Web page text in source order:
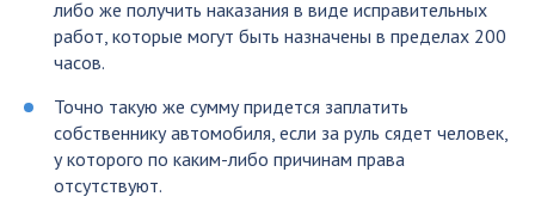
либо же получить наказания в виде исправительных
работ, которые могут быть назначены в пределах 200
часов.
Точно такую же сумму придется заплатить
собственнику автомобиля, если за руль сядет человек,
у которого по каким-либо причинам права
отсутствуют.